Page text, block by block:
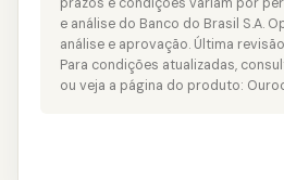
e análise do Banco do Brasil S.A.
análise e aprovação. Última
Para condições atualizadas,
ou veja a página do produto: